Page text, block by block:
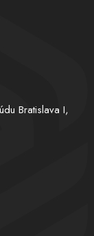
Bratislava I,